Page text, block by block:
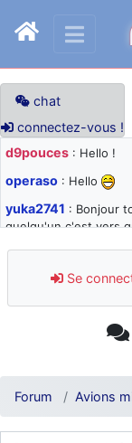
chat
connectez-vous !
d9pouces : Hello !
operaso : Hello
yuka2741 : Bonjour
quelqu'un c'est vers
d9pouces: désolé
jours : je teste des
: Super, la
comprendre
d9pouces:
bien sûr que oui !
Se
Forum Avions